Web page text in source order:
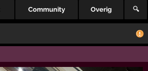
Community Overig 🔍